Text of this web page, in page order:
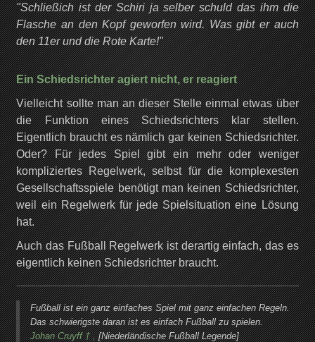
"Schließich ist der Schiri ja selber schuld das ihm die
Flasche an den Kopf geworfen wird. Was gibt er auch
den 11er und die Rote Karte!"
Ein Schiedsrichter agiert nicht, er reagiert
Vielleicht sollte man an dieser Stelle einmal etwas über
die Funktion eines Schiedsrichters klar stellen.
Eigentlich braucht es nämlich gar keinen Schiedsrichter.
Oder? Für jedes Spiel gibt ein mehr oder weniger
kompliziertes Regelwerk, selbst für die komplexesten
Gesellschaftsspiele benötigt man keinen Schiedsrichter,
weil ein Regelwerk für jede Spielsituation eine Lösung
hat.
Auch das Fußball Regelwerk ist derartig einfach, das es
eigentlich keinen Schiedsrichter braucht.
Fußball ist ein ganz einfaches Spiel mit ganz einfachen Regeln.
Das schwierigste daran ist es einfach Fußball zu spielen.
Johan Cruyff † ,[Niederländische Fußball Legende]